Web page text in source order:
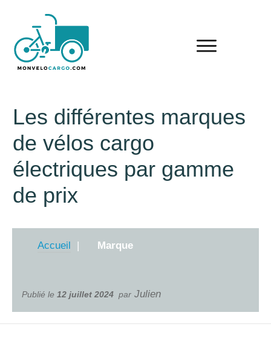
Les différentes marques
de vélos cargo
électriques par gamme
de prix
Accueil Marque
Publié le 12 juillet 2024 par Julien